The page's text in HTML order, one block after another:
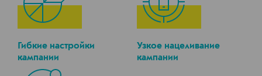
Гибкие настройки
кампании
Узкое нацеливание
кампании